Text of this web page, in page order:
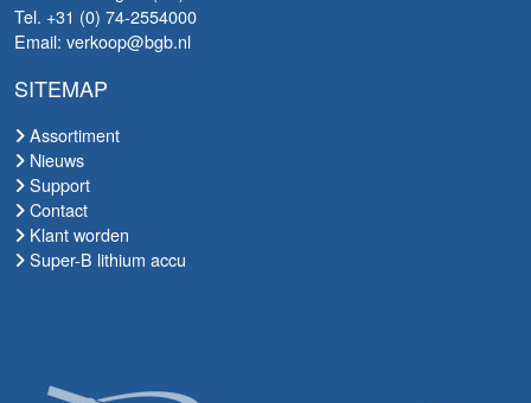
Tel. +31 (0) 74-2554000
Email: verkoop@bgb.nl
SITEMAP
Assortiment
Nieuws
Support
Contact
Klant worden
Super-B lithium accu